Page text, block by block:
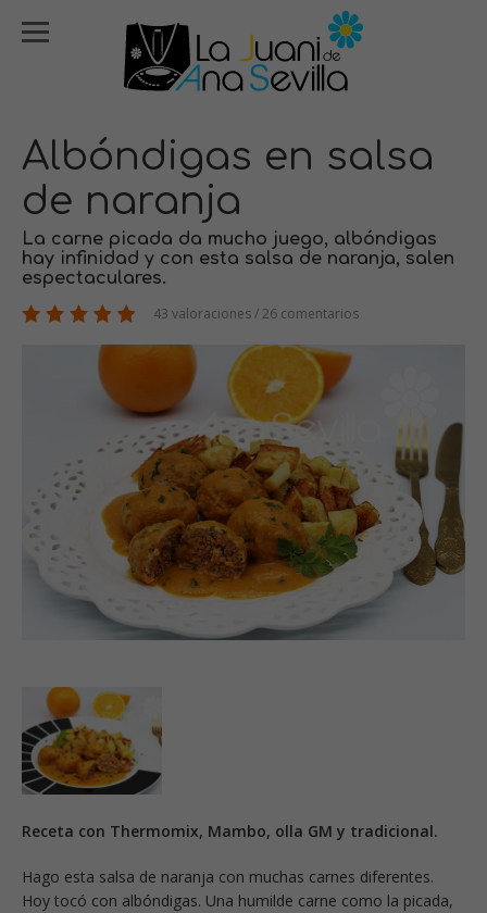
Albóndigas en salsa
de naranja
La carne picada da mucho juego, albóndigas
hay infinidad y con esta salsa de naranja, salen
espectaculares.
43 valoraciones / 26 comentarios
Receta con Thermomix, Mambo, olla GM y tradicional.
Hago esta salsa de naranja con muchas carnes diferentes.
Hoy tocó con albóndigas. Una humilde carne como la picada,